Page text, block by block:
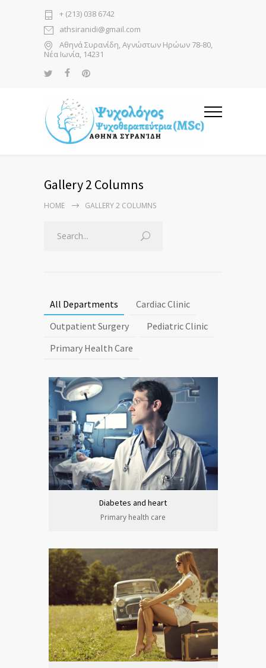
+ (213) 038 6742
athsiranidi@gmail.com
Αθηνά Συρανίδη, Αγνώστων Ηρώων 78-80,
Νέα Ιωνία, 14231
Gallery 2 Columns
HOME GALLERY 2 COLUMNS
All Departments
Cardiac Clinic
Outpatient Surgery
Pediatric Clinic
Primary Health Care
Diabetes and heart
Primary health care